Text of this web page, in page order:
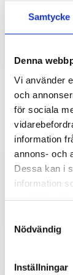
Samtycke
Denna
Vi använder
och
för sociala
information
annons- och
Dessa kan i
information
Nödvändig
Inställningar
gör stor
Hur
Golvmatta